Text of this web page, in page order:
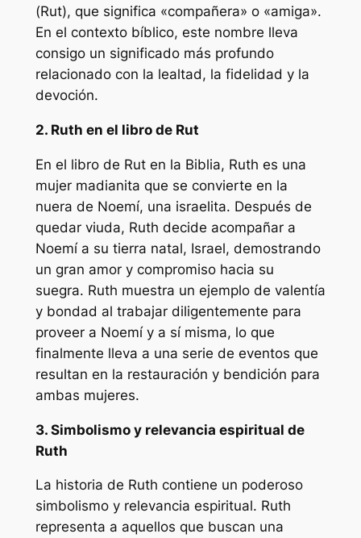
(Rut), que significa «compañera» o «amiga».
En el contexto bíblico, este nombre lleva
consigo un significado más profundo
relacionado con la lealtad, la fidelidad y la
devoción.
2. Ruth en el libro de Rut
En el libro de Rut en la Biblia, Ruth es una
mujer madianita que se convierte en la
nuera de Noemí, una israelita. Después de
quedar viuda, Ruth decide acompañar a
Noemí a su tierra natal, Israel, demostrando
un gran amor y compromiso hacia su
suegra. Ruth muestra un ejemplo de valentía
y bondad al trabajar diligentemente para
proveer a Noemí y a sí misma, lo que
finalmente lleva a una serie de eventos que
resultan en la restauración y bendición para
ambas mujeres.
3. Simbolismo y relevancia espiritual de
Ruth
La historia de Ruth contiene un poderoso
simbolismo y relevancia espiritual. Ruth
representa a aquellos que buscan una